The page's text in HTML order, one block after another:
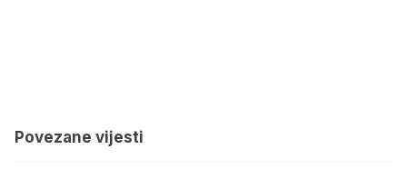
Povezane vijesti